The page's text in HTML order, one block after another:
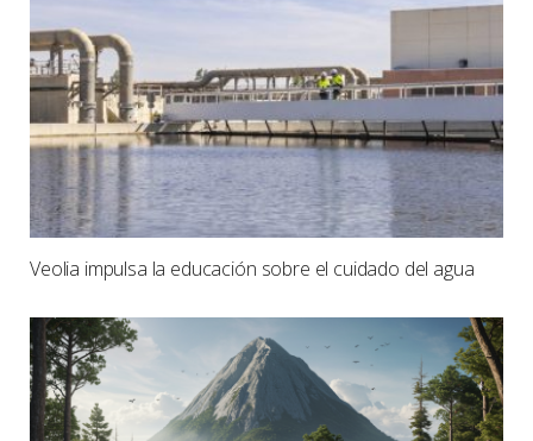
Veolia impulsa la educación sobre el cuidado del agua